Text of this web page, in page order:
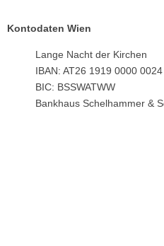
Kontodaten Wien
Lange Nacht der Kirchen
IBAN: AT26 1919 0000
BIC: BSSWATWW
Bankhaus Schelhammer &